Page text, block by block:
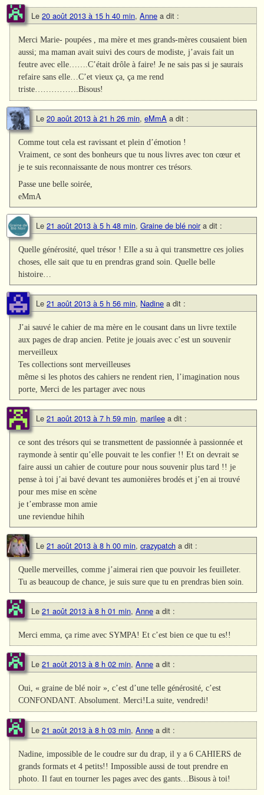
Le 20 août 2013 à 15 h 40 min, Anne a dit :
Merci Marie- poupées , ma mère et mes grands-mères cousaient bien
aussi; ma maman avait suivi des cours de modiste, j’avais fait un
feutre avec elle…….C’était drôle à faire! Je ne sais pas si je saurais
refaire sans elle…C’et vieux ça, ça me rend
triste…………….Bisous!
Le 20 août 2013 à 21 h 26 min, eMmA a dit :
Comme tout cela est ravissant et plein d’émotion !
Vraiment, ce sont des bonheurs que tu nous livres avec ton cœur et
je te suis reconnaissante de nous montrer ces trésors.
Passe une belle soirée,
eMmA
Le 21 août 2013 à 5 h 48 min, Graine de blé noir a dit :
Quelle générosité, quel trésor ! Elle a su à qui transmettre ces jolies
choses, elle sait que tu en prendras grand soin. Quelle belle
histoire…
Le 21 août 2013 à 5 h 56 min, Nadine a dit :
J’ai sauvé le cahier de ma mère en le cousant dans un livre textile
aux pages de drap ancien. Petite je jouais avec c’est un souvenir
merveilleux
Tes collections sont merveilleuses
même si les photos des cahiers ne rendent rien, l’imagination nous
porte, Merci de les partager avec nous
Le 21 août 2013 à 7 h 59 min, marilee a dit :
ce sont des trésors qui se transmettent de passionnée à passionnée et
raymonde à sentir qu’elle pouvait te les confier !! Et on devrait se
faire aussi un cahier de couture pour nous souvenir plus tard !! je
pense à toi j’ai bavé devant tes aumonières brodés et j’en ai trouvé
pour mes mise en scène
je t’embrasse mon amie
une reviendue hihih
Le 21 août 2013 à 8 h 00 min, crazypatch a dit :
Quelle merveilles, comme j’aimerai rien que pouvoir les feuilleter.
Tu as beaucoup de chance, je suis sure que tu en prendras bien soin.
Le 21 août 2013 à 8 h 01 min, Anne a dit :
Merci emma, ça rime avec SYMPA! Et c’est bien ce que tu es!!
Le 21 août 2013 à 8 h 02 min, Anne a dit :
Oui, « graine de blé noir », c’est d’une telle générosité, c’est
CONFONDANT. Absolument. Merci!La suite, vendredi!
Le 21 août 2013 à 8 h 03 min, Anne a dit :
Nadine, impossible de le coudre sur du drap, il y a 6 CAHIERS de
grands formats et 4 petits!! Impossible aussi de tout prendre en
photo. Il faut en tourner les pages avec des gants…Bisous à toi!